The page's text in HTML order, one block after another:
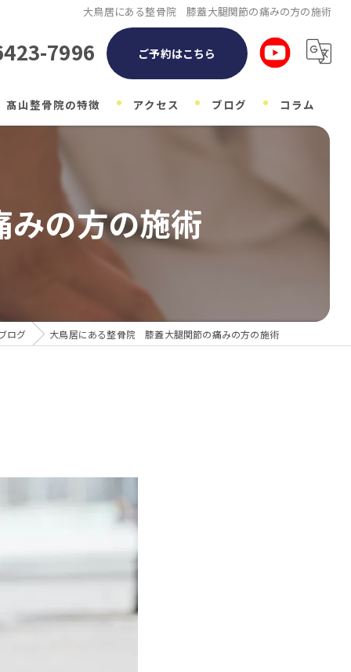
大鳥居にある整骨院 膝蓋大腿関節の痛みの方の施術
7996 ご予約はこちら
髙山整骨院の特徴
子ども
アクセス ブログ コラム
の方の施術
ログ 大鳥居にある整骨院 膝蓋大腿関節の痛みの方の施術